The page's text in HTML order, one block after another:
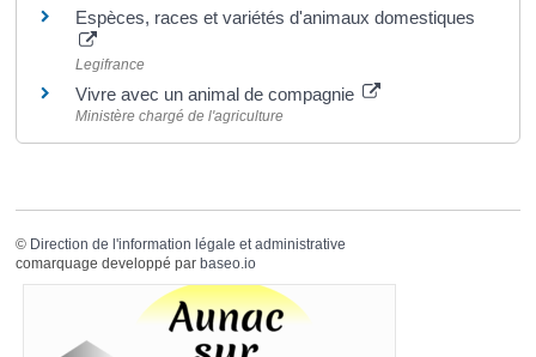
Espèces, races et variétés d'animaux domestiques
Legifrance
Vivre avec un animal de compagnie
Ministère chargé de l'agriculture
© Direction de l'information légale et administrative
comarquage developpé par baseo.io